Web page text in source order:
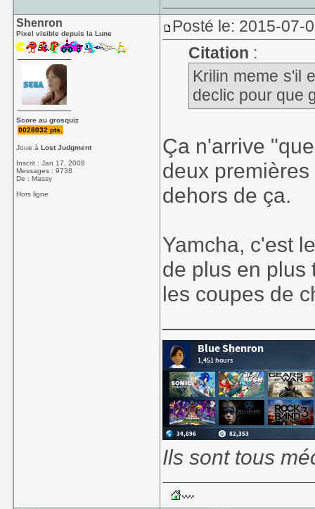
Shenron
Pixel visible depuis la Lune
Score au grosquiz
0028032 pts.
Joue àLost Judgment
Inscrit : Jan 17, 2008
Messages : 9738
De : Massy
Hors ligne
Posté le: 2015-07-
Citation :
Krilin meme s'il
declic pour que
Ça n'arrive
deux
dehors de ça.
Yamcha, c'est
de plus en plus
les coupes de
Ils sont tous